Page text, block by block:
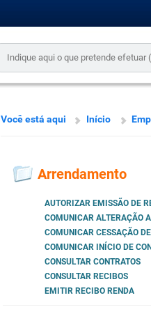
Você está aqui Início
Arrendamento
AUTORIZAR EMISSÃO DE
COMUNICAR ALTERAÇÃO
COMUNICAR CESSAÇÃO
COMUNICAR INÍCIO DE
CONSULTAR CONTRATOS
CONSULTAR RECIBOS
EMITIR RECIBO RENDA